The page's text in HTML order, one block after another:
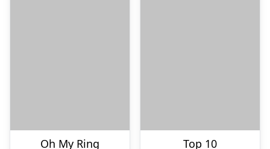
Oh My Ring
Top 10